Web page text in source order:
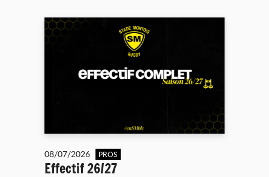
08/07/2026 PROS
Effectif 26/27